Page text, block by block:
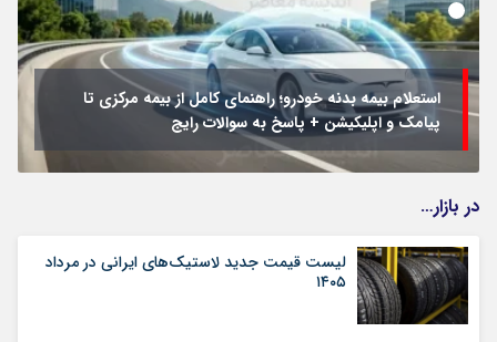
استعلام بیمه بدنه خودرو؛ راهنمای کامل از بیمه مرکزی تا
پیامک و اپلیکیشن + پاسخ به سوالات رایج
در بازار…
لیست قیمت جدید لاستیک‌های ایرانی در مرداد
۱۴۰۵